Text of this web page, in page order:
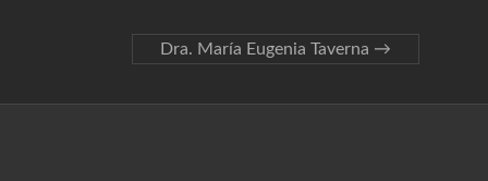
Dra. María Eugenia Taverna →